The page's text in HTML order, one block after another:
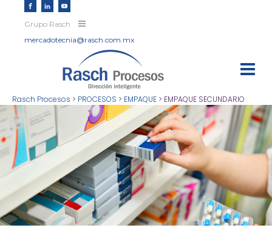
Grupo Rasch
mercadotecnia@rasch.com.mx
Rasch Procesos > PROCESOS > EMPAQUE > EMPAQUE SECUNDARIO